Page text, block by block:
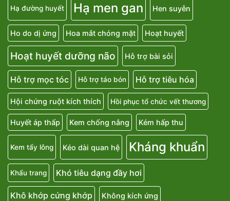
Hạ đường huyết Hạ men gan Hen suyễn
Ho do dị ứng Hoa mắt chóng mặt Hoạt huyết
Hoạt huyết dưỡng não Hỗ trợ bài sỏi
Hỗ trợ mọc tóc Hỗ trợ táo bón Hỗ trợ tiêu hóa
Hội chứng ruột kích thích Hồi phục tổ chức vết thương
Huyết áp thấp Kem chống nắng Kém hấp thu
Kem tẩy lông Kéo dài quan hệ Kháng khuẩn
Khẩu trang Khó tiêu dạng đầy hơi
Khô khớp cứng khớp Không kích ứng